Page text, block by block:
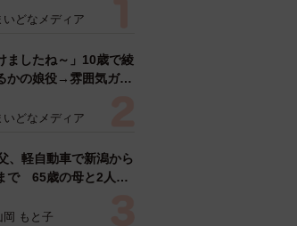
いどなメディア
ましたね～」10歳で綾
かの娘役→雰囲気ガラ
が」「宝塚に入れそ
いどなメディア
、軽自動車で新潟から
で 65歳の母と2人で
分刻み… 「大学生で
岡 もと子